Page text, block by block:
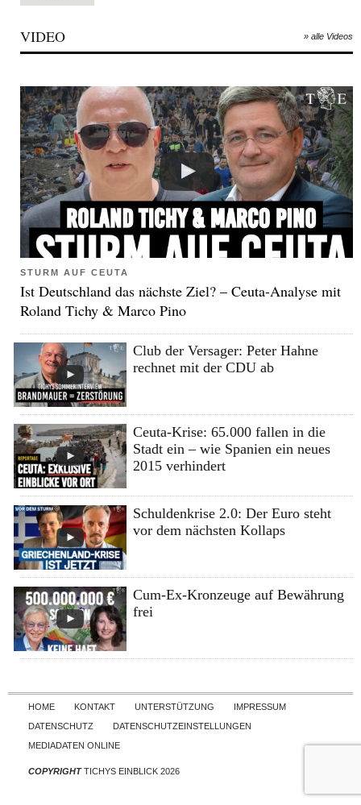
VIDEO » alle Videos
STURM AUF CEUTA
Ist Deutschland das nächste Ziel? – Ceuta-Analyse mit
Roland Tichy & Marco Pino
Club der Versager: Peter Hahne
rechnet mit der CDU ab
Ceuta-Krise: 65.000 fallen in die
Stadt ein – wie Spanien ein neues
2015 verhindert
Schuldenkrise 2.0: Der Euro steht
vor dem nächsten Kollaps
Cum-Ex-Kronzeuge auf Bewährung
frei
Skip to content
HOME KONTAKT UNTERSTÜTZUNG
IMPRESSUM
DATENSCHUTZ
DATENSCHUTZEINSTELLUNGEN
MEDIADATEN ONLINE
COPYRIGHTTICHYS EINBLICK 2026